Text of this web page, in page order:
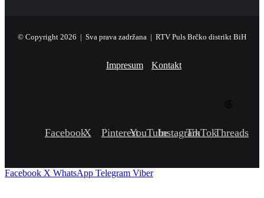
© Copyright 2026 | Sva prava zadržana | RTV Puls Brčko distrikt BiH
Impresum Kontakt
FacebookX PinterestYouTubeInstagramTikTokThreads
Facebook X WhatsApp Telegram Viber